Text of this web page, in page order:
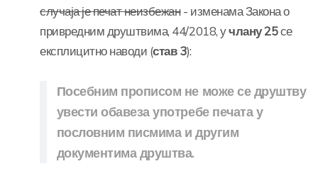
случаја је печат неизбежан- изменама Закона о
привредним друштвима, 44/2018, учлану 25се
експлицитно наводи (став 3):
Посебним прописом не може се друштву
увести обавеза употребе печата у
пословним писмима и другим
документима друштва.